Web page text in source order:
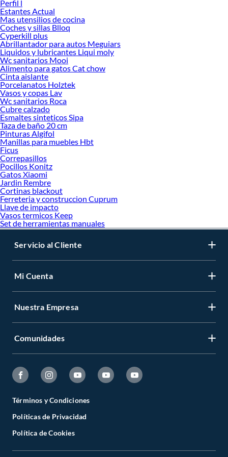
¡Visítanos y haz tus ideas realidad!
Perfil l
Estantes Actual
Mas utensilios de cocina
Coches y sillas Blloq
Cyperkill plus
Abrillantador para autos Meguiars
Liquidos y lubricantes Liqui moly
Wc sanitarios Mooi
Alimento para gatos Cat chow
Cinta aislante
Porcelanatos Holztek
Vasos y copas Lav
Wc sanitarios Roca
Cubre calzado
Esmaltes sinteticos Sipa
Taza de baño 20 cm
Pinturas Algifol
Manillas para muebles Hbt
Ficus
Correpasillos
Pocillos Konitz
Gatos Xiaomi
Jardin Rembre
Cortinas blackout
Ferreteria y construccion Cuprum
Llave de impacto
Vasos termicos Keep
Set de herramientas manuales
Servicio al Cliente
Mi Cuenta
Nuestra Empresa
Comunidades
Términos y Condiciones
Políticas de Privacidad
Política de Cookies